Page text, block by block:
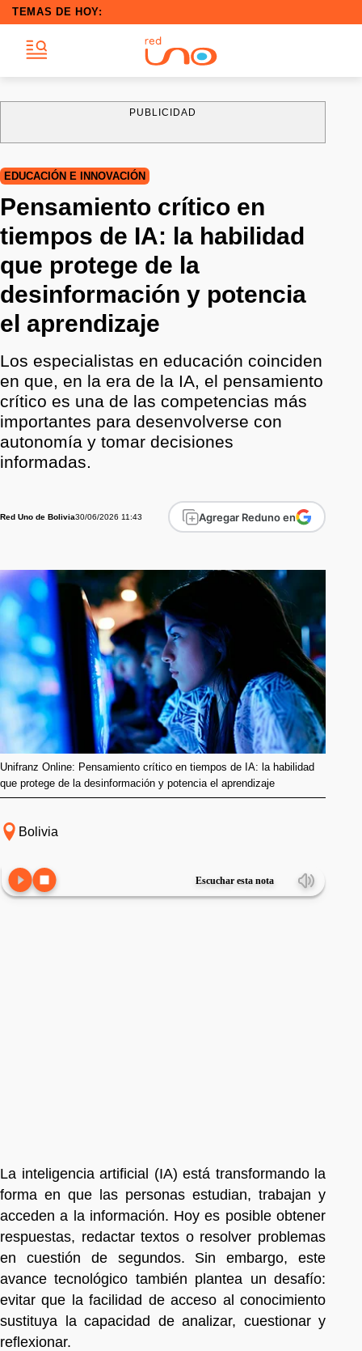
TEMAS DE HOY:
PUBLICIDAD
EDUCACIÓN E INNOVACIÓN
Pensamiento crítico en
tiempos de IA: la habilidad
que protege de la
desinformación y potencia
el aprendizaje
Los especialistas en educación coinciden
en que, en la era de la IA, el pensamiento
crítico es una de las competencias más
importantes para desenvolverse con
autonomía y tomar decisiones
informadas.
Red Uno de Bolivia30/06/2026 11:43 Agregar Reduno en
Unifranz Online: Pensamiento crítico en tiempos de IA: la habilidad
que protege de la desinformación y potencia el aprendizaje
Bolivia
Escuchar esta nota
La inteligencia artificial (IA) está transformando la
forma en que las personas estudian, trabajan y
acceden a la información. Hoy es posible obtener
respuestas, redactar textos o resolver problemas
en cuestión de segundos. Sin embargo, este
avance tecnológico también plantea un desafío:
evitar que la facilidad de acceso al conocimiento
sustituya la capacidad de analizar, cuestionar y
reflexionar.